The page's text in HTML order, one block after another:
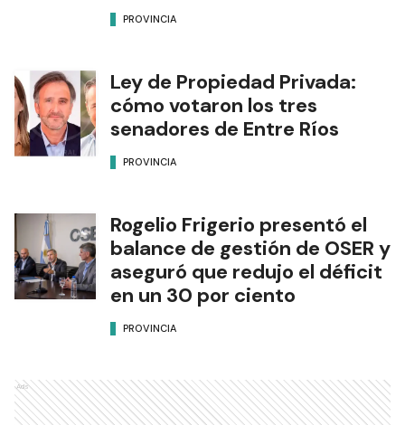
PROVINCIA
Ley de Propiedad Privada:
cómo votaron los tres
senadores de Entre Ríos
PROVINCIA
Rogelio Frigerio presentó el
balance de gestión de OSER y
aseguró que redujo el déficit
en un 30 por ciento
PROVINCIA
Ads